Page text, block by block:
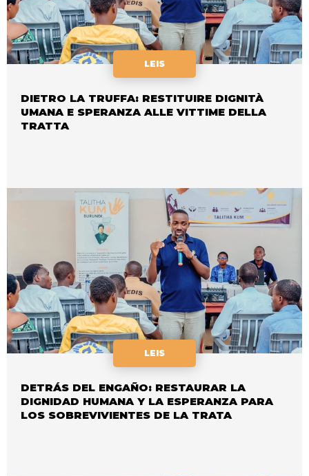
LEIS
DIETRO LA TRUFFA: RESTITUIRE DIGNITÀ
UMANA E SPERANZA ALLE VITTIME DELLA
TRATTA
LEIS
DETRÁS DEL ENGAÑO: RESTAURAR LA
DIGNIDAD HUMANA Y LA ESPERANZA PARA
LOS SOBREVIVIENTES DE LA TRATA